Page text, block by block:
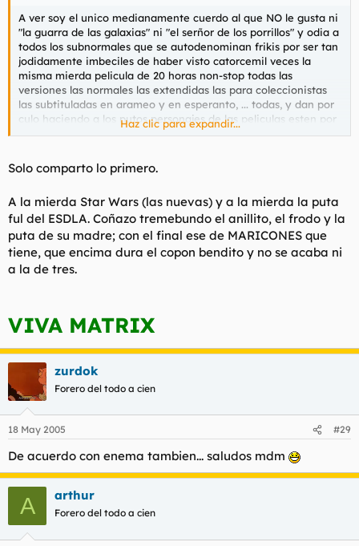
A ver soy el unico medianamente cuerdo al que NO le gusta ni
"la guarra de las galaxias" ni "el serñor de los porrillos" y odia a
todos los subnormales que se autodenominan frikis por ser tan
jodidamente imbeciles de haber visto catorcemil veces la
misma mierda pelicula de 20 horas non-stop todas las
versiones las normales las extendidas las para coleccionistas
las subtituladas en arameo y en esperanto, ... todas, y dan por
culo haciendo q los putos personajes de las peliculas esten por
todas partes (vas al McDonals y ahi esta, un golum de plastico
minimo de quince veces por dia? soy el unico q odia todo esto
o me encuentro solo en la galaxia?
Haz clic para expandir...
Solo comparto lo primero.
A la mierda Star Wars (las nuevas) y a la mierda la puta
ful del ESDLA. Coñazo tremebundo el anillito, el frodo y la
puta de su madre; con el final ese de MARICONES que
tiene, que encima dura el copon bendito y no se acaba ni
a la de tres.
VIVA MATRIX
zurdok
Forero del todo a cien
18 May 2005 #29
De acuerdo con enema tambien... saludos mdm
A arthur
Forero del todo a cien